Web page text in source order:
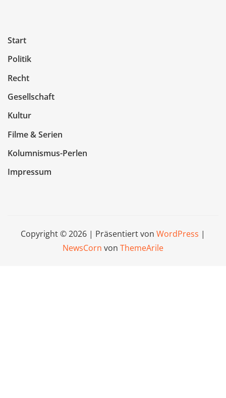
Start
Politik
Recht
Gesellschaft
Kultur
Filme & Serien
Kolumnismus-Perlen
Impressum
Copyright © 2026 | Präsentiert von WordPress |
NewsCorn von ThemeArile